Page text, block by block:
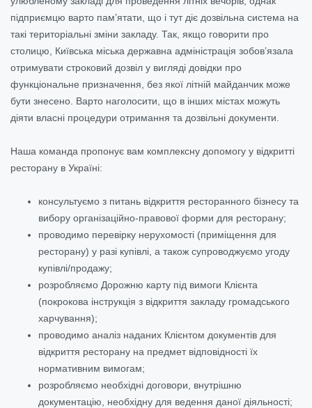
підприємцю варто пам’ятати, що і тут діє дозвільна система на
такі територіальні зміни закладу. Так, якщо говорити про
столицю, Київська міська державна адміністрація зобов’язала
отримувати строковий дозвіл у вигляді довідки про
функціональне призначення, без якої літній майданчик може
бути знесено. Варто наголосити, що в інших містах можуть
діяти власні процедури отримання та дозвільні документи.
Наша команда пропонує вам комплексну допомогу у відкритті
ресторану в Україні:
консультуємо з питань відкриття ресторанного бізнесу та
вибору організаційно-правової форми для ресторану;
проводимо перевірку нерухомості (приміщення для
ресторану) у разі купівлі, а також супроводжуємо угоду
купівлі/продажу;
розробляємо Дорожню карту під вимоги Клієнта
(покрокова інструкція з відкриття закладу громадського
харчування);
проводимо аналіз наданих Клієнтом документів для
відкриття ресторану на предмет відповідності їх
нормативним вимогам;
розробляємо необхідні договори, внутрішню
документацію, необхідну для ведення даної діяльності;